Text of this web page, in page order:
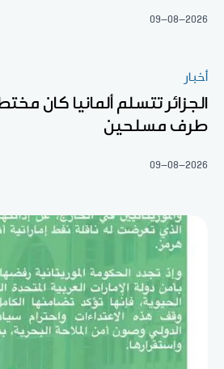
09-08-2026
أخبار
الجزائر تتسلم ألمانيا كان
طرف مسلحين
09-08-2026